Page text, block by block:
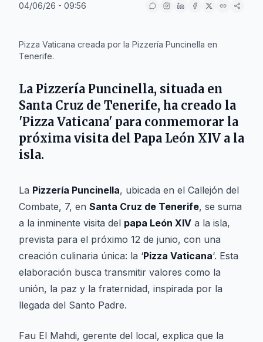
04/06/26 - 09:56
Pizza Vaticana creada por la Pizzería Puncinella en
Tenerife.
La Pizzería Puncinella, situada en
Santa Cruz de Tenerife, ha creado la
'Pizza Vaticana' para conmemorar la
próxima visita del Papa León XIV a la
isla.
La Pizzería Puncinella, ubicada en el Callejón del
Combate, 7, en Santa Cruz de Tenerife, se suma
a la inminente visita del papa León XIV a la isla,
prevista para el próximo 12 de junio, con una
creación culinaria única: la ‘Pizza Vaticana‘. Esta
elaboración busca transmitir valores como la
unión, la paz y la fraternidad, inspirada por la
llegada del Santo Padre.
Fau El Mahdi, gerente del local, explica que la